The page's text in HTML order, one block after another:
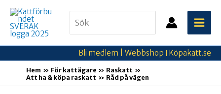
Hoppa
innehåll
for:
Bli medlem | Webbshop Köpakatt.se
Hem För kattägare
Raskatt
Att ha & köpa raskatt
Råd på vägen